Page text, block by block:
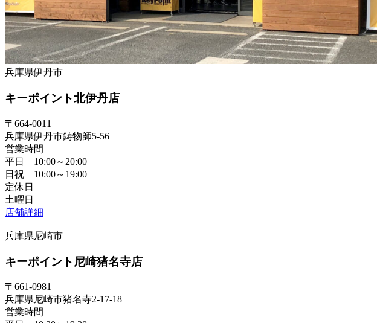
兵庫県伊丹市
キーポイント北伊丹店
〒664-0011
兵庫県伊丹市鋳物師5-56
営業時間
平日 10:00～20:00
日祝 10:00～19:00
定休日
土曜日
店舗詳細
兵庫県尼崎市
キーポイント尼崎猪名寺店
〒661-0981
兵庫県尼崎市猪名寺2-17-18
営業時間